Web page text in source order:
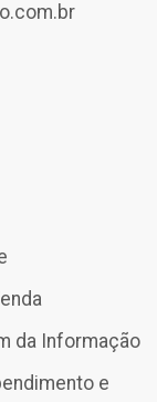
da Informação
e